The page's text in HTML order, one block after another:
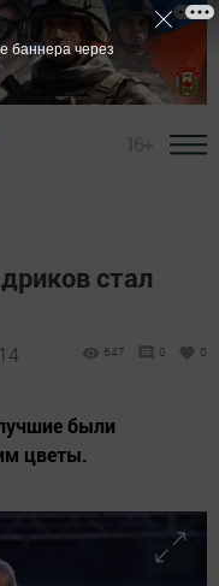
стал
647 0 0
были
цветы.
баннера через